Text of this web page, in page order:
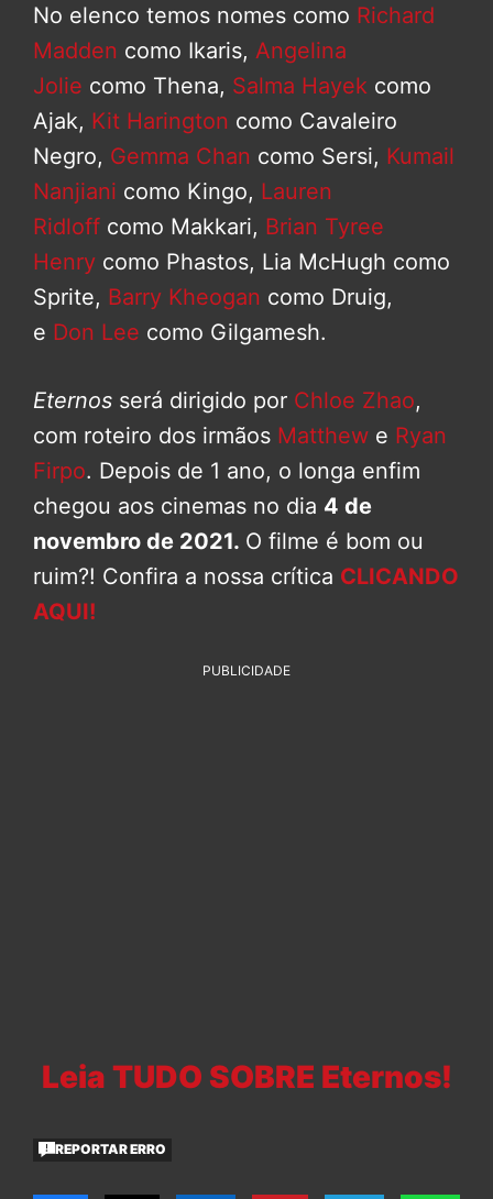
No elenco temos nomes como Richard
Madden como Ikaris, Angelina
Jolie como Thena, Salma Hayek como
Ajak, Kit Harington como Cavaleiro
Negro, Gemma Chan como Sersi, Kumail
Nanjiani como Kingo, Lauren
Ridloff como Makkari, Brian Tyree
Henry como Phastos, Lia McHugh como
Sprite, Barry Kheogan como Druig,
e Don Lee como Gilgamesh.
Eternos será dirigido por Chloe Zhao,
com roteiro dos irmãos Matthew e Ryan
Firpo. Depois de 1 ano, o longa enfim
chegou aos cinemas no dia 4 de
novembro de 2021. O filme é bom ou
ruim?! Confira a nossa crítica CLICANDO
AQUI!
PUBLICIDADE
Leia TUDO SOBRE Eternos!
REPORTAR ERRO